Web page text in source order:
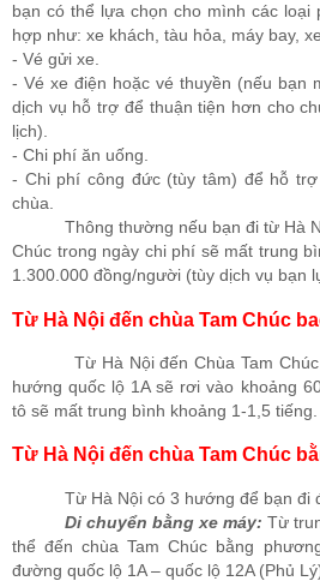
bạn có thể lựa chọn cho mình các loại
hợp như: xe khách, tàu hỏa, máy bay,
- Vé gửi xe.
- Vé xe điện hoặc vé thuyền (nếu bạn
dịch vụ hỗ trợ để thuận tiện hơn cho
lịch).
- Chi phí ăn uống.
- Chi phí công đức (tùy tâm) để hỗ
chùa.
Thông thường nếu bạn đi từ Hà
Chúc trong ngày chi phí sẽ mất trung
1.300.000 đồng/người (tùy dịch vụ bạn
Từ Hà Nội đến chùa Tam Chúc
Từ Hà Nội đến Chùa Tam Chúc
hướng quốc lộ 1A sẽ rơi vào khoảng
tô sẽ mất trung bình khoảng 1-1,5 tiếng.
Từ Hà Nội đến chùa Tam Chúc
Từ Hà Nội có 3 hướng để bạn đi
Di chuyển bằng xe máy: Từ
thể đến chùa Tam Chúc bằng
đường quốc lộ 1A – quốc lộ 12A (Phủ